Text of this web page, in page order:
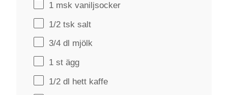
1 msk vaniljsocker
1/2 tsk salt
3/4 dl mjölk
1 st ägg
1/2 dl hett kaffe